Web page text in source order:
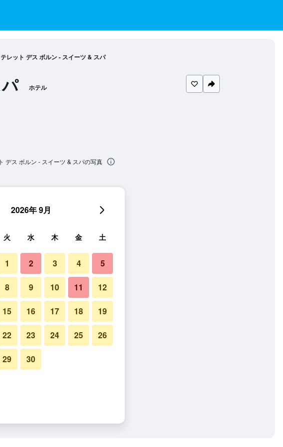
レット デス ボルン - スイーツ & スパ
ホテル
デス ボルン - スイーツ & スパの写真
2026年 9月
火 水 木 金 土
1 2 3 4 5
8 9 10 11 12
15 16 17 18 19
22 23 24 25 26
29 30